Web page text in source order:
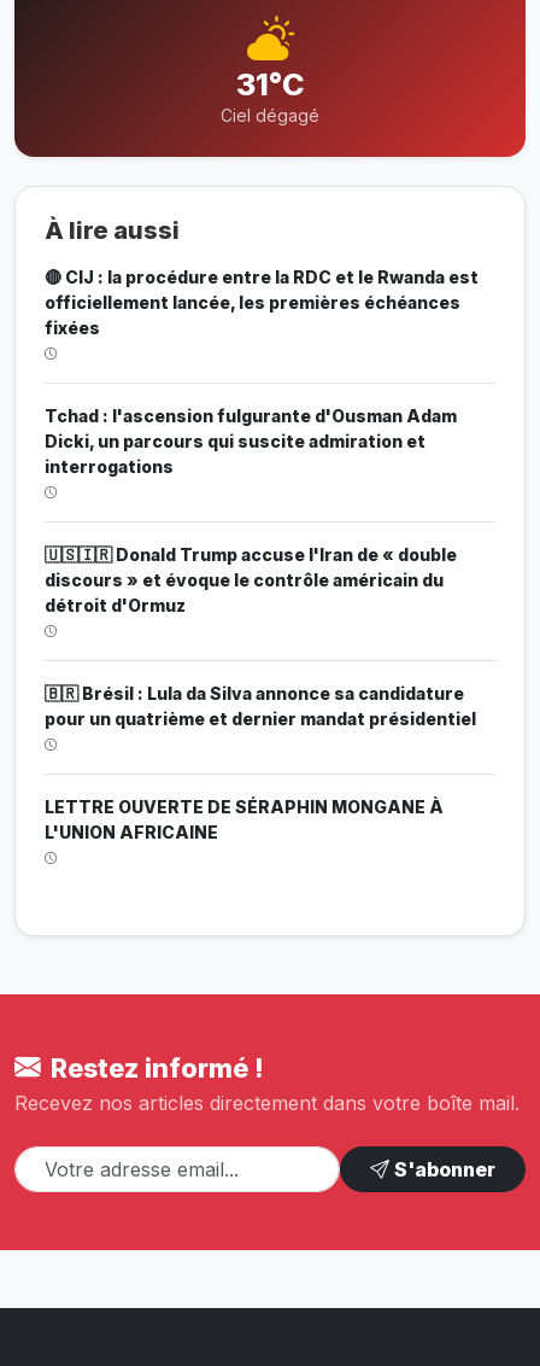
31°C
Ciel dégagé
À lire aussi
🔴 CIJ : la procédure entre la RDC et le Rwanda est
officiellement lancée, les premières échéances
fixées
Tchad : l'ascension fulgurante d'Ousman Adam
Dicki, un parcours qui suscite admiration et
interrogations
🇺🇸🇮🇷 Donald Trump accuse l'Iran de « double
discours » et évoque le contrôle américain du
détroit d'Ormuz
🇧🇷 Brésil : Lula da Silva annonce sa candidature
pour un quatrième et dernier mandat présidentiel
LETTRE OUVERTE DE SÉRAPHIN MONGANE À
L'UNION AFRICAINE
Restez informé !
Recevez nos articles directement dans votre boîte mail.
S'abonner